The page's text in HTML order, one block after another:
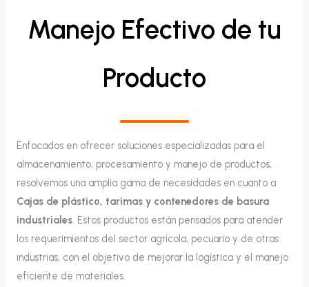
Manejo Efectivo de tu
Producto
Enfocados en ofrecer soluciones especializadas para el
almacenamiento, procesamiento y manejo de productos,
resolvemos una amplia gama de necesidades en cuanto a
Cajas de plástico, tarimas y contenedores de basura
industriales. Estos productos están pensados para atender
los requerimientos del sector agrícola, pecuario y de otras
industrias, con el objetivo de mejorar la logística y el manejo
eficiente de materiales.